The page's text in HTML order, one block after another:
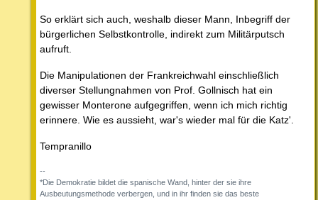
So erklärt sich auch, weshalb dieser Mann, Inbegriff der
bürgerlichen Selbstkontrolle, indirekt zum Militärputsch
aufruft.
Die Manipulationen der Frankreichwahl einschließlich
diverser Stellungnahmen von Prof. Gollnisch hat ein
gewisser Monterone aufgegriffen, wenn ich mich richtig
erinnere. Wie es aussieht, war's wieder mal für die Katz'.
Tempranillo
--
*Die Demokratie bildet die spanische Wand, hinter der sie ihre
Ausbeutungsmethode verbergen, und in ihr finden sie das beste